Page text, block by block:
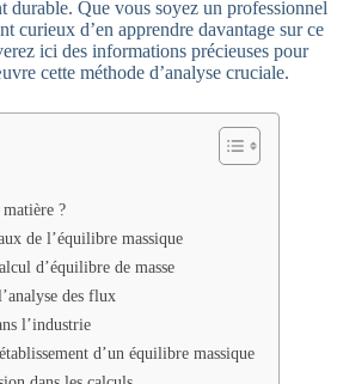
durable. Que vous soyez un professionnel
curieux d’en apprendre davantage sur ce
ici des informations précieuses pour
cette méthode d’analyse cruciale.
matière ?
de l’équilibre massique
d’équilibre de masse
des flux
l’industrie
d’un équilibre massique